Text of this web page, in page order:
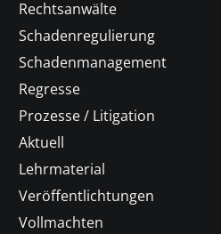
Rechtsanwälte
Schadenregulierung
Schadenmanagement
Regresse
Prozesse / Litigation
Aktuell
Lehrmaterial
Veröffentlichtungen
Vollmachten